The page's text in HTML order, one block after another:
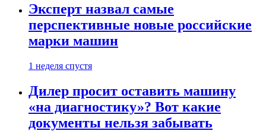
Эксперт назвал самые
перспективные новые российские
марки машин
1 неделя спустя
Дилер просит оставить машину
«на диагностику»? Вот какие
документы нельзя забывать